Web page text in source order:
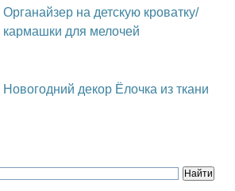
Органайзер на детскую кроватку/
кармашки для мелочей
Новогодний декор Ёлочка из ткани